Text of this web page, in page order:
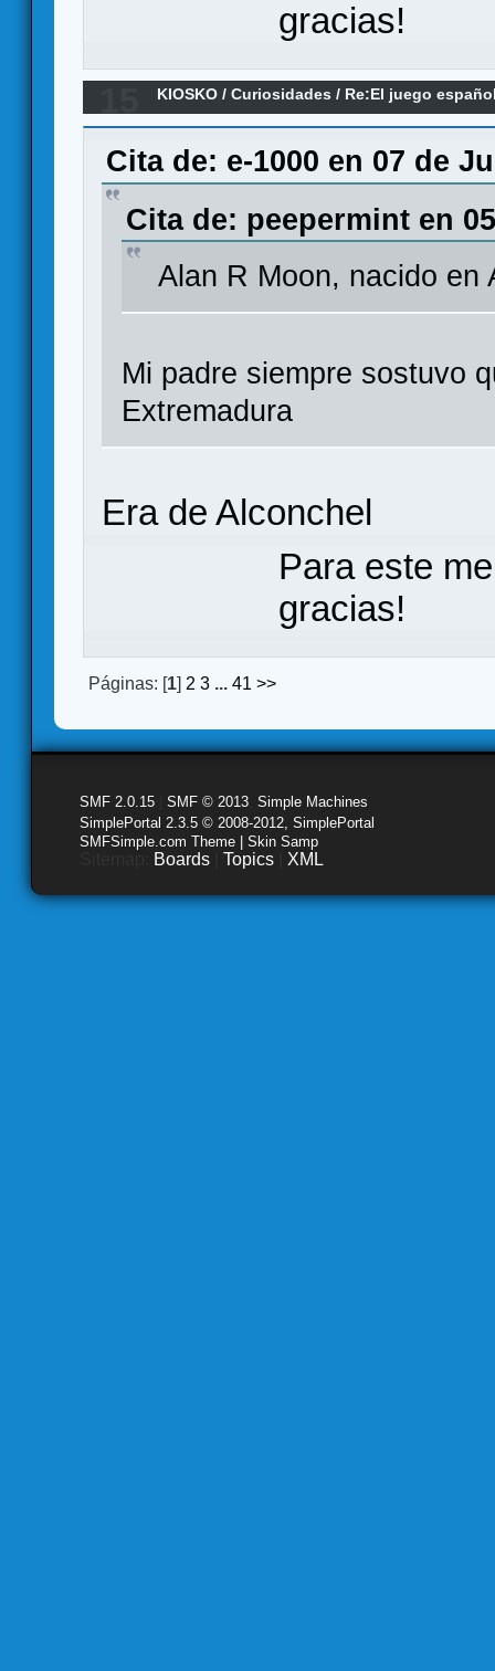
gracias!
KIOSKO /Curiosidades / Re:El juego
Cita de: e-1000 en 07 de
Cita de: peepermint en
Alan R Moon, nacido
Mi padre siempre sostuvo
Extremadura
Era de Alconchel
Para este
gracias!
Páginas: [1] 2 3 ... 41 >>
SMF 2.0.15 SMF © 2013 Simple Machines
SimplePortal 2.3.5 © 2008-2012, SimplePortal
SMFSimple.com Theme | Skin Samp
Boards Topics XML